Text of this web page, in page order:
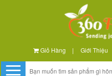
Giỏ Hàng | Giới Thiệu